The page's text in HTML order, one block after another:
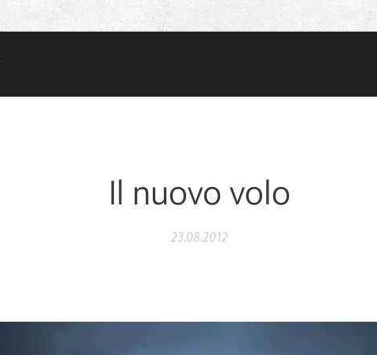
Il nuovo volo
23.08.2012